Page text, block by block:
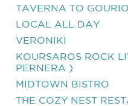
TAVERNA TO
LOCAL ALL DAY
VERONIKI
KOURSAROS ROCK
PERNERA )
MIDTOWN BISTRO
THE COZY NEST